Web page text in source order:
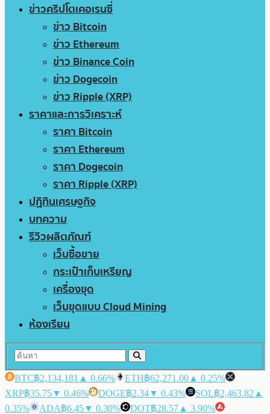
ข่าวคริปโตเคอเรนซี่
ข่าว Bitcoin
ข่าว Ethereum
ข่าว Binance Coin
ข่าว Dogecoin
ข่าว Ripple (XRP)
ราคาและการวิเคราะห์
ราคา Bitcoin
ราคา Ethereum
ราคา Dogecoin
ราคา Ripple (XRP)
ปฏิทินเศรษฐกิจ
บทความ
รีวิวผลิตภัณฑ์
เว็บซื้อขาย
กระเป๋าเก็บเหรียญ
เครื่องขุด
เว็บขุดแบบ Cloud Mining
ห้องเรียน
BTC฿2,134,181 ▲ 0.66% ETH฿62,271.00 ▲ 0.25%
XRP฿35.75▼ 0.46% DOGE฿2.34▼ 0.43% SOL฿2,463.82 ▲
0.35%
ADA฿6.45▼ 0.30% DOT฿28.57 ▲ 3.90%